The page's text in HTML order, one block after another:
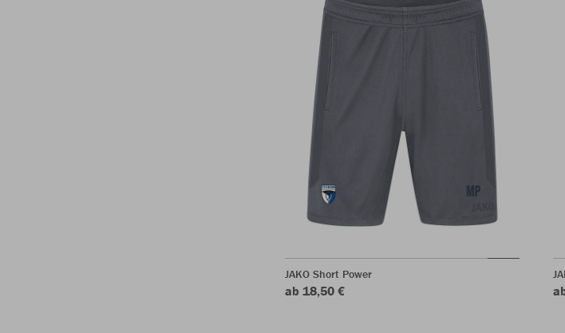
JAKO Short Power
ab 18,50 €